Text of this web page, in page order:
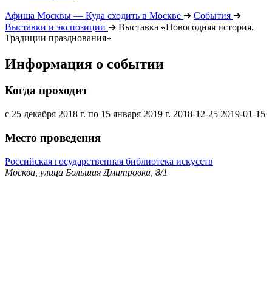
Афиша Москвы — Куда сходить в Москве ➔ События ➔
Выставки и экспозиции ➔ Выставка «Новогодняя история.
Традиции празднования»
Информация о событии
Когда проходит
с 25 декабря 2018 г. по 15 января 2019 г. 2018-12-25 2019-01-15
Место проведения
Российская государственная библиотека искусств
Москва, улица Большая Дмитровка, 8/1